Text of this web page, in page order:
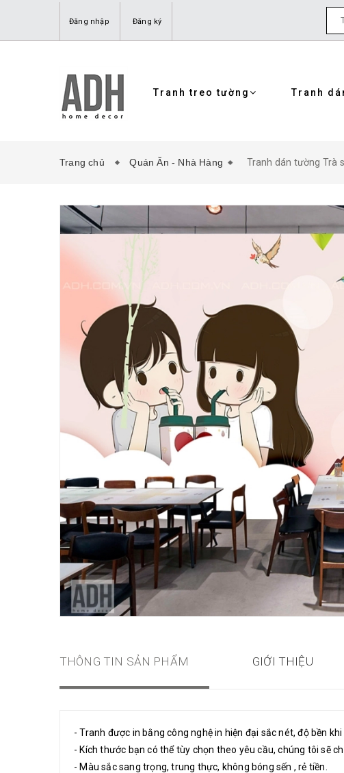
Đăng nhập Đăng ký
Tranh treo tường Tranh
Trang chủ Quán Ăn - Nhà Hàng Tranh dán tường Trà
THÔNG TIN SẢN PHẨM GIỚI THIỆU
- Tranh được in bằng công nghệ in hiện đại sắc nét, độ bền
- Kích thước bạn có thể tùy chọn theo yêu cầu, chúng tôi sẽ
- Màu sắc sang trọng, trung thực, không bóng sến , rẻ tiền.